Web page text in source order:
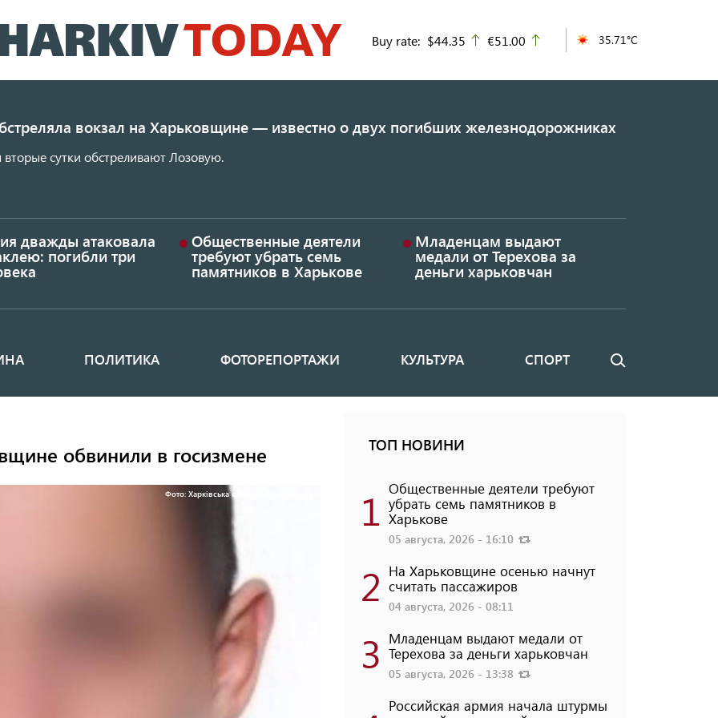
к
основному
Buy rate: $44.35 up
€51.00 35.71°C
вокзал на Харьковщине — известно о двух погибших железнодорожниках
сутки обстреливают Лозовую.
дважды атаковала
погибли три
Общественные деятели
требуют убрать семь
памятников в Харькове
Младенцам выдают
медали от Терехова за
деньги харьковчан
ПОЛИТИКА ФОТОРЕПОРТАЖИ КУЛЬТУРА СПОРТ Поиск
обвинили в госизмене
Фото: Харківська обласна прокуратура
ТОП НОВИНИ
1 Общественные деятели требуют
убрать семь памятников в
Харькове
05 августа, 2026 - 16:10
2 На Харьковщине осенью начнут
считать пассажиров
04 августа, 2026 - 08:11
3 Младенцам выдают медали от
Терехова за деньги харьковчан
05 августа, 2026 - 13:38
Российская армия начала штурмы